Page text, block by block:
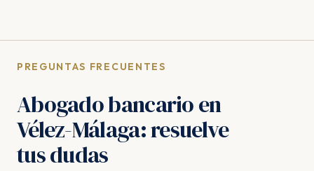
PREGUNTAS FRECUENTES
Abogado bancario en
Vélez-Málaga: resuelve
tus dudas